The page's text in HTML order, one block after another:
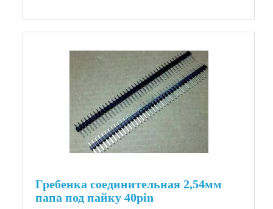
Гребенка соединительная 2,54мм
папа под пайку 40pin